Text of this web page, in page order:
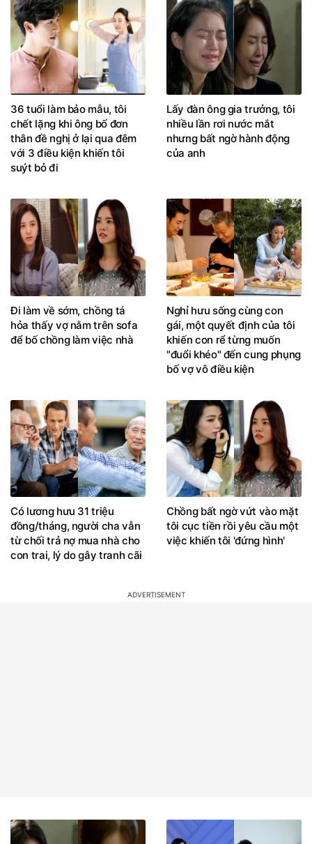
36 tuổi làm bảo mẫu, tôi
chết lặng khi ông bố đơn
thân đề nghị ở lại qua đêm
với 3 điều kiện khiến tôi
suýt bỏ đi
Lấy đàn ông gia trưởng, tôi
nhiều lần rơi nước mắt
nhưng bất ngờ hành động
của anh
Đi làm về sớm, chồng tá
hỏa thấy vợ nằm trên sofa
để bố chồng làm việc nhà
Nghỉ hưu sống cùng con
gái, một quyết định của tôi
khiến con rể từng muốn
"đuổi khéo" đến cung phụng
bố vợ vô điều kiện
Có lương hưu 31 triệu
đồng/tháng, người cha vẫn
từ chối trả nợ mua nhà cho
con trai, lý do gây tranh cãi
Chồng bất ngờ vứt vào mặt
tôi cục tiền rồi yêu cầu một
việc khiến tôi 'đứng hình'